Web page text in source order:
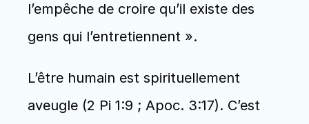
l’empêche de croire qu’il existe des
gens qui l’entretiennent ».
L’être humain est spirituellement
aveugle (2 Pi 1:9 ; Apoc. 3:17). C’est